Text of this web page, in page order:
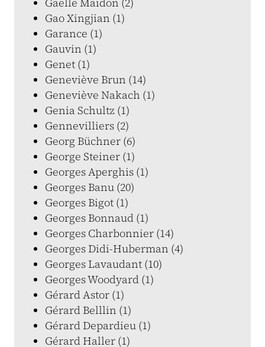
Gao Xingjian (1)
Garance (1)
Gauvin (1)
Genet (1)
Geneviève Brun (14)
Geneviève Nakach (1)
Genia Schultz (1)
Gennevilliers (2)
Georg Büchner (6)
George Steiner (1)
Georges Aperghis (1)
Georges Banu (20)
Georges Bigot (1)
Georges Bonnaud (1)
Georges Charbonnier (14)
Georges Didi-Huberman (4)
Georges Lavaudant (10)
Georges Woodyard (1)
Gérard Astor (1)
Gérard Belllin (1)
Gérard Depardieu (1)
Gérard Haller (1)